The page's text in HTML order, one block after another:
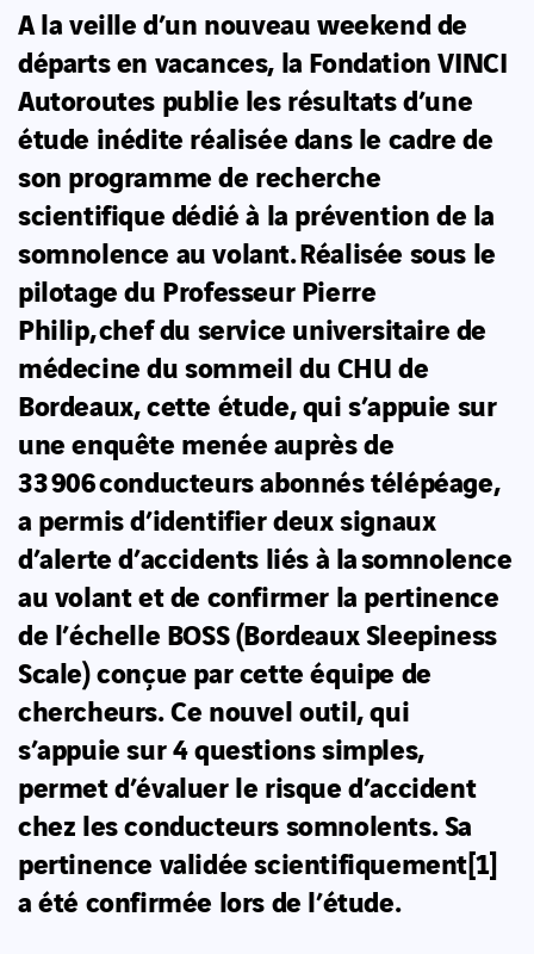
A la veille d’un nouveau weekend de
départs en vacances, la Fondation VINCI
Autoroutes publie les résultats d’une
étude inédite réalisée dans le cadre de
son programme de recherche
scientifique dédié à la prévention de la
somnolence au volant. Réalisée sous le
pilotage du Professeur Pierre
Philip, chef du service universitaire de
médecine du sommeil du CHU de
Bordeaux, cette étude, qui s’appuie sur
une enquête menée auprès de
33 906 conducteurs abonnés télépéage,
a permis d’identifier deux signaux
d’alerte d’accidents liés à la somnolence
au volant et de confirmer la pertinence
de l’échelle BOSS (Bordeaux Sleepiness
Scale) conçue par cette équipe de
chercheurs. Ce nouvel outil, qui
s’appuie sur 4 questions simples,
permet d’évaluer le risque d’accident
chez les conducteurs somnolents. Sa
pertinence validée scientifiquement[1]
a été confirmée lors de l’étude.